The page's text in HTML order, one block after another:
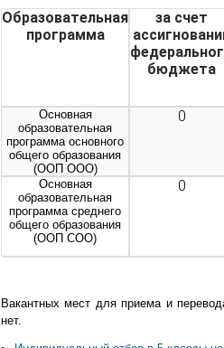
Образовательная
программа
за счет
бюджета
Основная
образовательная
программа основного
общего образования
(ООП ООО)
0
Основная
образовательная
программа среднего
общего образования
(ООП СОО)
0
Вакантных мест для приема и
нет.